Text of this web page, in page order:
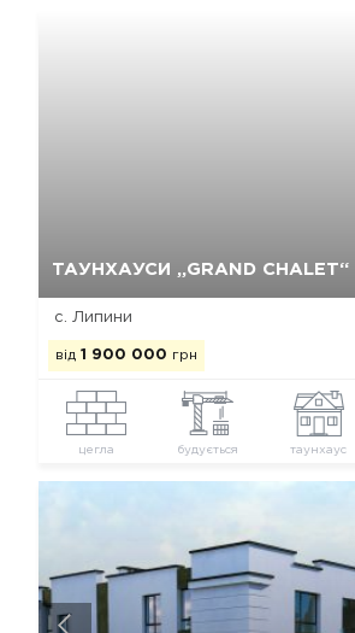
ТАУНХАУСИ „GRAND CHALET“
с. Липини
від 1 900 000 грн
цегла будується таунхаус